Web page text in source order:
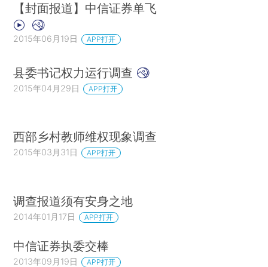
【封面报道】中信证券单飞
2015年06月19日 APP打开
县委书记权力运行调查
2015年04月29日 APP打开
西部乡村教师维权现象调查
2015年03月31日 APP打开
调查报道须有安身之地
2014年01月17日 APP打开
中信证券执委交棒
2013年09月19日 APP打开